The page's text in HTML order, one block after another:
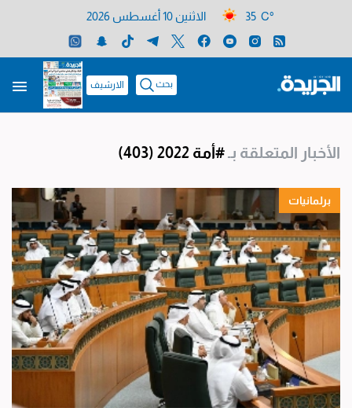
35 C° الاثنين 10 أغسطس 2026
بحث الارشيف
الأخبار المتعلقة بـ#أمة 2022 (403)
برلمانيات